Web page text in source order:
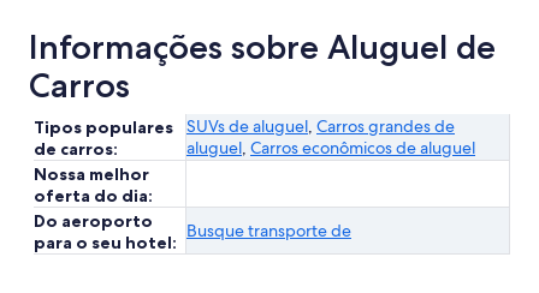
Informações sobre Aluguel de
Carros
Tipos populares
de carros:
SUVs de aluguel, Carros grandes de
aluguel, Carros econômicos de aluguel
Nossa melhor
oferta do dia:
Do aeroporto
para o seu hotel:
Busque transporte de